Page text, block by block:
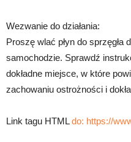
Wezwanie do działania:
Proszę wlać płyn do sprzęgła
samochodzie. Sprawdź
dokładne miejsce, w które
zachowaniu ostrożności i
Link tagu HTMLdo: https://